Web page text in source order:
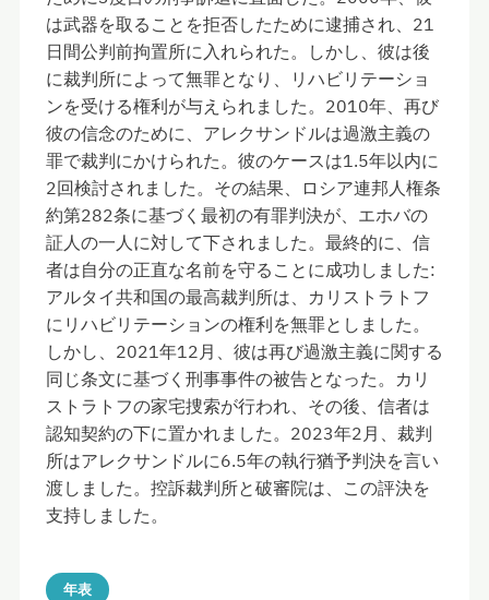
は武器を取ることを拒否したために逮捕され、21
日間公判前拘置所に入れられた。しかし、彼は後
に裁判所によって無罪となり、リハビリテーショ
ンを受ける権利が与えられました。2010年、再び
彼の信念のために、アレクサンドルは過激主義の
罪で裁判にかけられた。彼のケースは1.5年以内に
2回検討されました。その結果、ロシア連邦人権条
約第282条に基づく最初の有罪判決が、エホバの
証人の一人に対して下されました。最終的に、信
者は自分の正直な名前を守ることに成功しました:
アルタイ共和国の最高裁判所は、カリストラトフ
にリハビリテーションの権利を無罪としました。
しかし、2021年12月、彼は再び過激主義に関する
同じ条文に基づく刑事事件の被告となった。カリ
ストラトフの家宅捜索が行われ、その後、信者は
認知契約の下に置かれました。2023年2月、裁判
所はアレクサンドルに6.5年の執行猶予判決を言い
渡しました。控訴裁判所と破審院は、この評決を
支持しました。
年表